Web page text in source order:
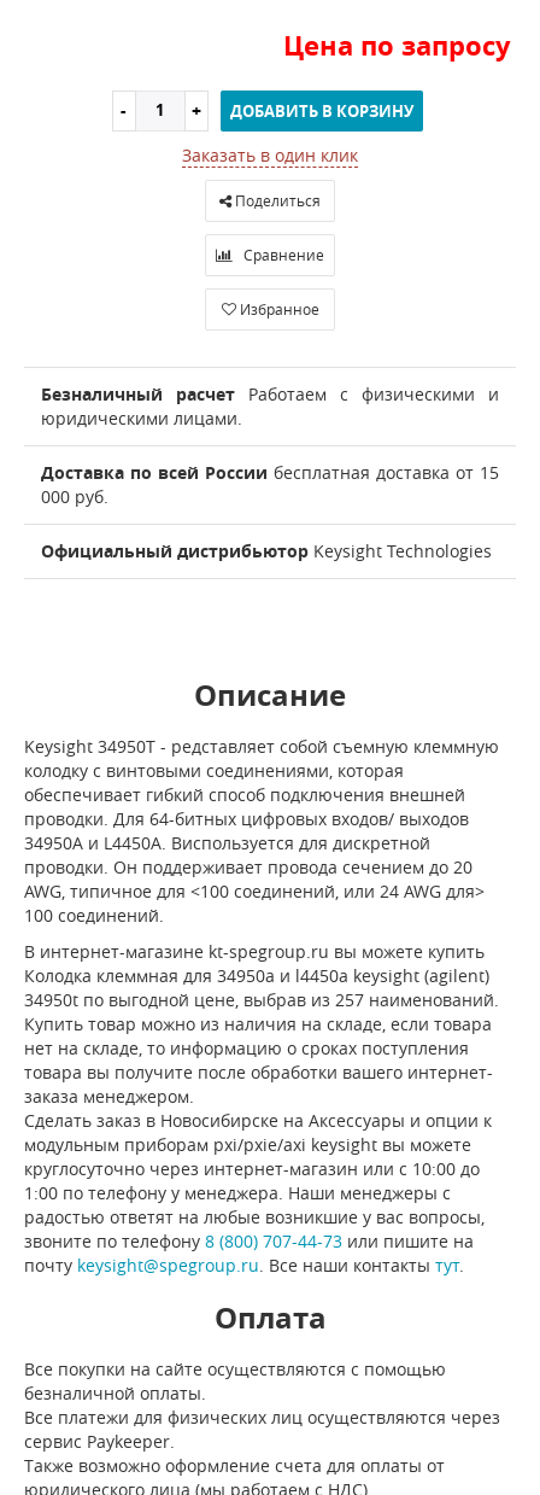
Цена по запросу
ДОБАВИТЬ В КОРЗИНУ
Заказать в один клик
Поделиться
Сравнение
Избранное
Безналичный расчет Работаем с физическими и
юридическими лицами.
Доставка по всей России бесплатная доставка от 15
000 руб.
Официальный дистрибьютор Keysight Technologies
Описание
Keysight 34950T - редставляет собой съемную клеммную
колодку с винтовыми соединениями, которая
обеспечивает гибкий способ подключения внешней
проводки. Для 64-битных цифровых входов/ выходов
34950A и L4450A. Bиспользуется для дискретной
проводки. Он поддерживает провода сечением до 20
AWG, типичное для <100 соединений, или 24 AWG для>
100 соединений.
В интернет-магазине kt-spegroup.ru вы можете купить
Колодка клеммная для 34950a и l4450a keysight (agilent)
34950t по выгодной цене, выбрав из 257 наименований.
Купить товар можно из наличия на складе, если товара
нет на складе, то информацию о сроках поступления
товара вы получите после обработки вашего интернет-
заказа менеджером.
Сделать заказ в Новосибирске на Аксессуары и опции к
модульным приборам pxi/pxie/axi keysight вы можете
круглосуточно через интернет-магазин или с 10:00 до
1:00 по телефону у менеджера. Наши менеджеры с
радостью ответят на любые возникшие у вас вопросы,
звоните по телефону 8 (800) 707-44-73 или пишите на
почту keysight@spegroup.ru. Все наши контакты тут.
Оплата
Все покупки на сайте осуществляются с помощью
безналичной оплаты.
Все платежи для физических лиц осуществляются через
сервис Paykeeper.
Также возможно оформление счета для оплаты от
юридического лица (мы работаем с НДС).